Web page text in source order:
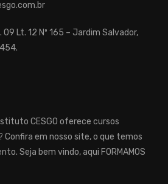
09 Lt. 12 Nº 165 – Jardim Salvador,
CESGO oferece cursos
Confira em nosso site, o que temos
Seja bem vindo, aqui FORMAMOS